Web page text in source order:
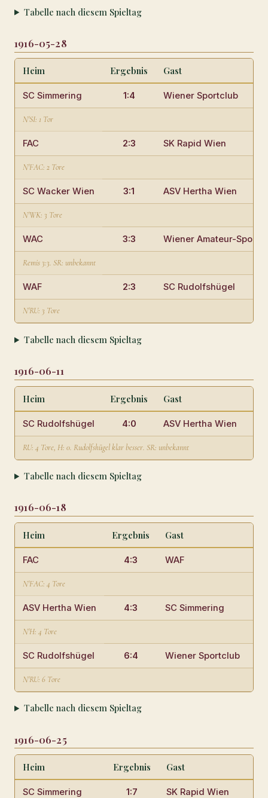
Tabelle nach diesem Spieltag
1916-05-28
Heim Ergebnis Gast
SC Simmering 1:4 Wiener Sportclub
N'SI: 1 Tor
FAC 2:3 SK Rapid Wien
N'FAC: 2 Tore
SC Wacker Wien 3:1 ASV Hertha Wien
N'WK: 3 Tore
WAC 3:3 Wiener Amateur-
Remis 3:3. SR: unbekannt
WAF 2:3 SC Rudolfshügel
N'RU: 3 Tore
Tabelle nach diesem Spieltag
1916-06-11
Heim Ergebnis Gast
SC Rudolfshügel 4:0 ASV Hertha Wien
RU: 4 Tore, H: 0. Rudolfshügel klar besser. SR: unbekannt
Tabelle nach diesem Spieltag
1916-06-18
Heim Ergebnis Gast
FAC 4:3 WAF
N'FAC: 4 Tore
ASV Hertha Wien 4:3 SC Simmering
N'H: 4 Tore
SC Rudolfshügel 6:4 Wiener Sportclub
N'RU: 6 Tore
Tabelle nach diesem Spieltag
1916-06-25
Heim Ergebnis Gast
SC Simmering 1:7 SK Rapid Wien